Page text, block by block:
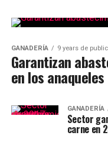
GANADERÍA 9 years de
Garantizan
en los anaqueles
GANADERÍA
Sector
carne en